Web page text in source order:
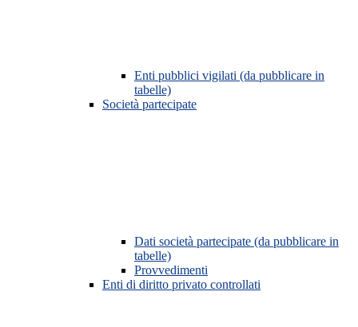
Enti pubblici vigilati (da pubblicare in
tabelle)
Società partecipate
Dati società partecipate (da pubblicare in
tabelle)
Provvedimenti
Enti di diritto privato controllati